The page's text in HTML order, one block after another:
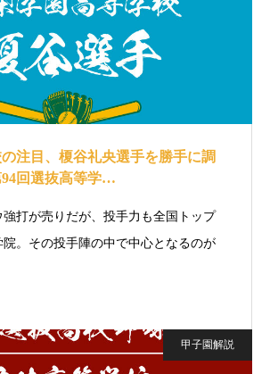
注目、榎谷礼央選手を勝手に調
回選抜高等学…
打が売りだが、投手力も全国トップ
院。その投手陣の中で中心となるのが
甲子園解説